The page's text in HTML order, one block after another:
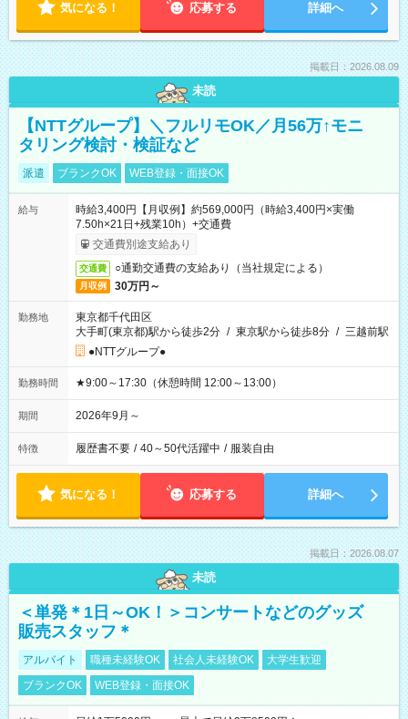
気になる！ 応募する 詳細へ
掲載日：2026.08.09
未読
【NTTグループ】＼フルリモOK／月56万↑モニ
タリング検討・検証など
派遣 ブランクOK WEB登録・面接OK
給与
時給3,400円【月収例】約569,000円（時給3,400円×実働
7.50h×21日+残業10h）+交通費
交通費別途支給あり
交通費 ○通勤交通費の支給あり（当社規定による）
月収例 30万円～
勤務地
東京都千代田区
大手町(東京都)駅から徒歩2分 / 東京駅から徒歩8分 / 三越前駅
●NTTグループ●
勤務時間 ★9:00～17:30（休憩時間 12:00～13:00）
期間 2026年9月～
特徴 履歴書不要 / 40～50代活躍中 / 服装自由
気になる！ 応募する 詳細へ
掲載日：2026.08.07
未読
＜単発＊1日～OK！＞コンサートなどのグッズ
販売スタッフ＊
アルバイト 職種未経験OK 社会人未経験OK
大学生歓迎
ブランクOK
WEB登録・面接OK